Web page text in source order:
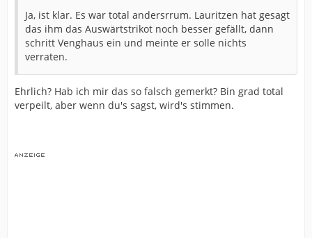
Ja, ist klar. Es war total andersrrum. Lauritzen hat gesagt
das ihm das Auswärtstrikot noch besser gefällt, dann
schritt Venghaus ein und meinte er solle nichts
verraten.
Ehrlich? Hab ich mir das so falsch gemerkt? Bin grad total
verpeilt, aber wenn du's sagst, wird's stimmen.